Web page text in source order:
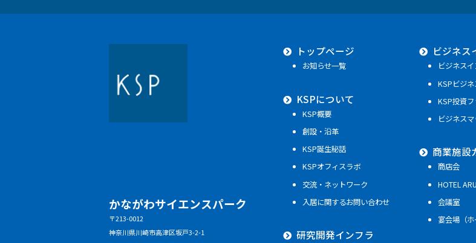
かながわサイエンスパーク
〒213-0012
神奈川県川崎市高津区坂戸3-2-1
トップページ
お知らせ一覧
KSPについて
KSP概要
創設・沿革
KSP誕生秘話
KSPオフィスラボ
交流・ネットワーク
入居に関するお問い合わせ
研究開発インフラ
ビジネス
ビジネス
KSPビジ
KSP投資フ
ビジネス
商業施設
商店会
HOTEL
会議室
宴会場（ホ